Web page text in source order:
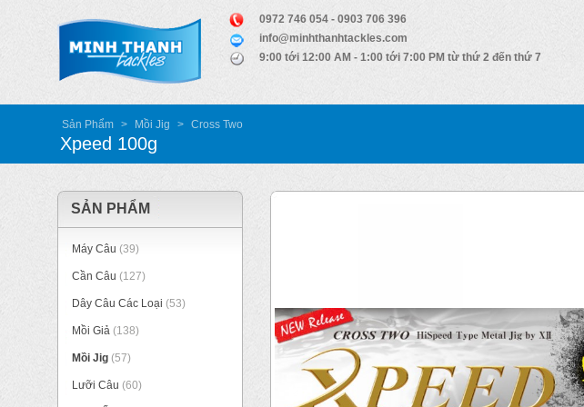
0972 746 054 - 0903 706 396
info@minhthanhtackles.com
9:00 tới 12:00 AM - 1:00 tới 7:00 PM từ thứ 2 đến thứ 7
Sản Phẩm > Mồi Jig > Cross Two
Xpeed 100g
SẢN PHẨM
Máy Câu (39)
Cần Câu (127)
Dây Câu Các Loại (53)
Mồi Giả (138)
Mồi Jig (57)
Lưỡi Câu (60)